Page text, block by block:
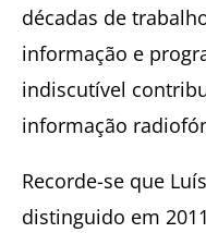
décadas de
informação e
indiscutível
informação
Recorde-se que
distinguido em